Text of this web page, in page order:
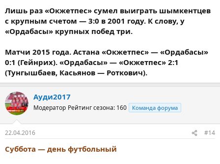
Лишь раз «Окжетпес» сумел выиграть шымкентцев
с крупным счетом — 3:0 в 2001 году. К слову, у
«Ордабасы» крупных побед три.
Матчи 2015 года. Астана «Окжетпес» — «Ордабасы»
0:1 (Гейнрих). «Ордабасы» — «Окжетпес» 2:1
(Тунгышбаев, Касьянов — Роткович).
Ауди2017
Модератор Рейтинг сезона: 160 Команда форума
22.04.2016 #14
Суббота — день футбольный